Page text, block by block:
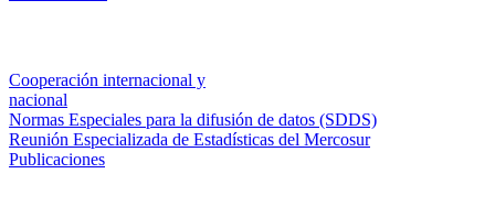
Cooperación internacional y
nacional
Normas Especiales para la difusión de datos (SDDS)
Reunión Especializada de Estadísticas del Mercosur
Publicaciones